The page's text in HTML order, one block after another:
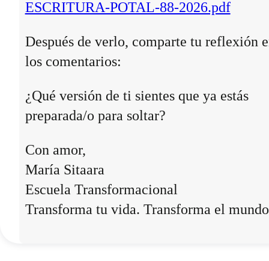
ESCRITURA-POTAL-88-2026.pdf
Después de verlo, comparte tu reflexión
los comentarios:
¿Qué versión de ti sientes que ya estás
preparada/o para soltar?
Con amor,
María Sitaara
Escuela Transformacional
Transforma tu vida. Transforma el